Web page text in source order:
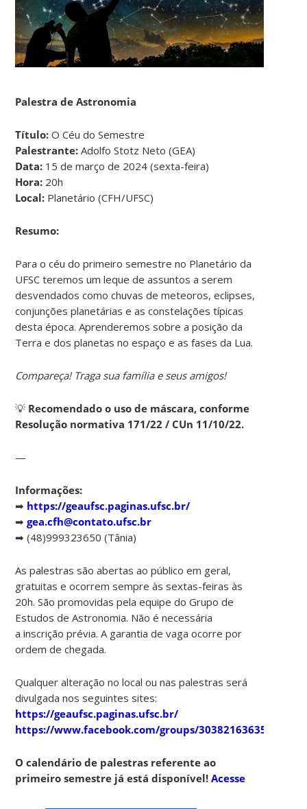
Palestra de Astronomia
Título: O Céu do Semestre
Palestrante: Adolfo Stotz Neto (GEA)
Data: 15 de março de 2024 (sexta-feira)
Hora: 20h
Local: Planetário (CFH/UFSC)
Resumo:
Para o céu do primeiro semestre no Planetário da
UFSC teremos um leque de assuntos a serem
desvendados como chuvas de meteoros, eclipses,
conjunções planetárias e as constelações típicas
desta época. Aprenderemos sobre a posição da
Terra e dos planetas no espaço e as fases da Lua.
Compareça! Traga sua família e seus amigos!
💡 Recomendado o uso de máscara, conforme
Resolução normativa 171/22 / CUn 11/10/22.
—
Informações:
➡ https://geaufsc.paginas.ufsc.br/
➡gea.cfh@contato.ufsc.br
➡ (48)999323650 (Tânia)
As palestras são abertas ao público em geral,
gratuitas e ocorrem sempre às sextas-feiras às
20h. São promovidas pela equipe do Grupo de
Estudos de Astronomia. Não é necessária
a inscrição prévia. A garantia de vaga ocorre por
ordem de chegada.
Qualquer alteração no local ou nas palestras será
divulgada nos seguintes sites:
https://geaufsc.paginas.ufsc.br/
https://www.facebook.com/groups/303821636357910
O calendário de palestras referente ao
primeiro semestre já está disponível!Acesse